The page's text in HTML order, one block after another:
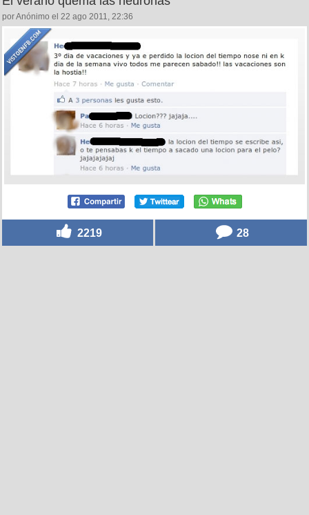
por Anónimo el 22 ago 2011, 22:36
2219 28